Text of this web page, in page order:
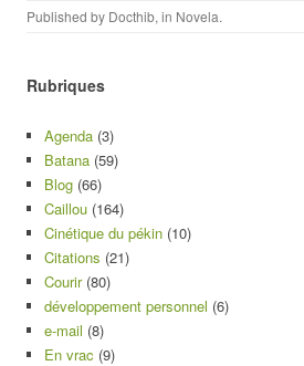
Published by Docthib, in Novela.
Rubriques
Agenda (3)
Batana (59)
Blog (66)
Caillou (164)
Cinétique du pékin (10)
Citations (21)
Courir(80)
développement personnel (6)
e-mail (8)
En vrac (9)